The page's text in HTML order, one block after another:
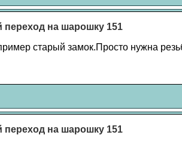
на шарошку 151
старый замок.Просто нужна
на шарошку 151